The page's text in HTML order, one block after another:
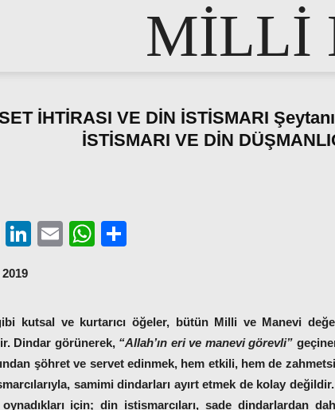
MİLLİ
İHTİRASI VE DİN İSTİSMARI
İSTİSMARI VE DİN
Facebook
LinkedIn
EmailWhatsApp
2019
kutsal ve kurtarıcı öğeler, bütün Milli ve Manevi
Dindar görünerek, “Allah’ın eri ve manevi görevli”
şöhret ve servet edinmek, hem etkili, hem de
samimi dindarları ayırt etmek de kolay
için; din istismarcıları, sade dindarlardan